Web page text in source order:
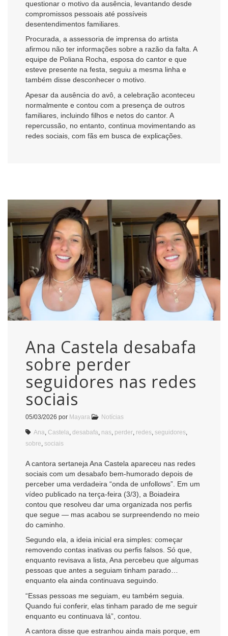
questionar o motivo da ausência, levantando desde
compromissos pessoais até possíveis
desentendimentos familiares.
Procurada, a assessoria de imprensa do artista
afirmou não ter informações sobre a razão da falta. A
equipe de Poliana Rocha , esposa do cantor e que
esteve presente na festa, seguiu a mesma linha e
também disse desconhecer o motivo.
Apesar da ausência do avô, a celebração aconteceu
normalmente e contou com a presença de outros
familiares, incluindo filhos e netos do cantor. A
repercussão, no entanto, continua movimentando as
redes sociais, com fãs em busca de explicações.
Ana Castela desabafa
sobre perder
seguidores nas redes
sociais
05/03/2026 por Mayara Notícias
Ana Castela desabafa nas perder redes seguidores
sobre sociais
A cantora sertaneja Ana Castela apareceu nas redes
sociais com um desabafo bem-humorado depois de
perceber uma verdadeira “onda de unfollows”. Em um
vídeo publicado na terça-feira (3/3), a Boiadeira
contou que resolveu dar uma organizada nos perfis
que segue — mas acabou se surpreendendo no meio
do caminho.
Segundo ela, a ideia inicial era simples: começar
removendo contas inativas ou perfis falsos. Só que,
enquanto revisava a lista, Ana percebeu que algumas
pessoas que antes a seguiam tinham parado…
enquanto ela ainda continuava seguindo.
“Essas pessoas me seguiam, eu também seguia.
Quando fui conferir, elas tinham parado de me seguir
enquanto eu continuava lá”, contou.
A cantora disse que estranhou ainda mais porque, em